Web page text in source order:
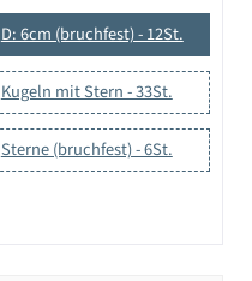
D: 6cm (bruchfest) - 12St.
Kugeln mit Stern - 33St.
Sterne (bruchfest) - 6St.